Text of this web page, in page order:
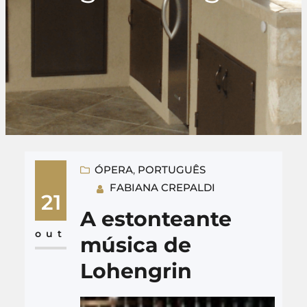
21
out
ÓPERA, PORTUGUÊS
FABIANA CREPALDI
A estonteante
música de
Lohengrin